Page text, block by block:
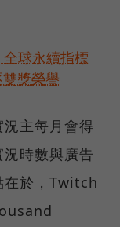
球永續指標
獎榮譽
主每月會得
時數與廣告
在於，Twitch